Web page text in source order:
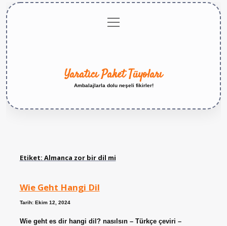
menüyü
aç
Yaratıcı Paket Tüyoları
Ambalajlarla dolu neşeli fikirler!
Etiket: Almanca zor bir dil mi
Wie Geht Hangi Dil
Tarih: Ekim 12, 2024
Wie geht es dir hangi dil? nasılsın – Türkçe çeviri –